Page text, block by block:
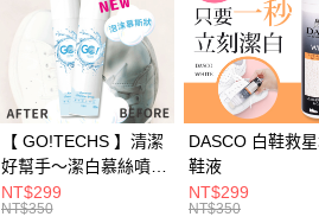
第一商業銀行
彰化商業銀行
台北富邦商業銀行
兆豐國際商業銀行
台中商業銀行
華泰商業銀行
遠東國際商業銀行
21家銀行
第一商業銀行
彰化商業銀行
台北富邦商業銀行
兆豐國際商業銀行
台中商業銀行
【 GO!TECHS 】清潔
好幫手～潔白慕絲噴霧
皮革麂皮布料皆適用
NT$299
NT$350
DASCO 白鞋救
鞋液
NT$299
NT$350